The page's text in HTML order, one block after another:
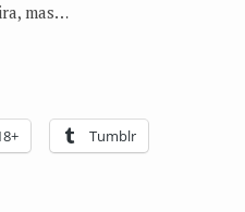
mas…
Tumblr